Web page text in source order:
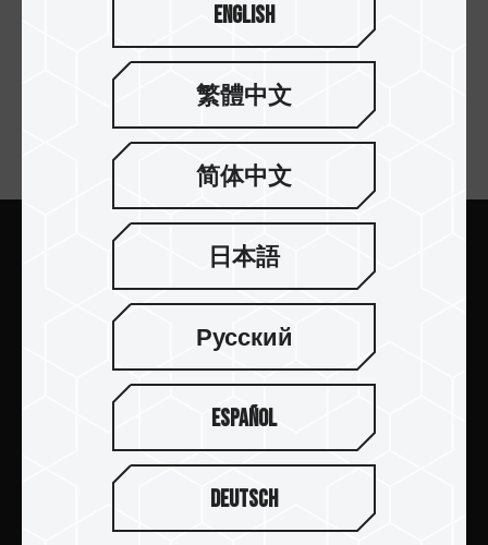
訂閱電子報
新聞中心
關於十銓
English
繁體中文
简体中文
日本語
Русский
Español
Deutsch